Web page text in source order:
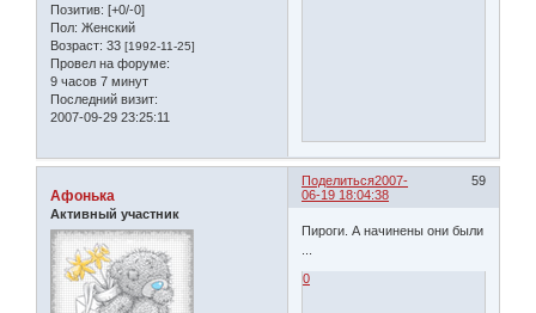
Позитив: [+0/-0]
Пол: Женский
Возраст: 33 [1992-11-25]
Провел на форуме:
9 часов 7 минут
Последний визит:
2007-09-29 23:25:11
Поделиться 59
2007-
06-19 18:04:38
Афонька
Активный участник
Пироги. А начинены они были
0